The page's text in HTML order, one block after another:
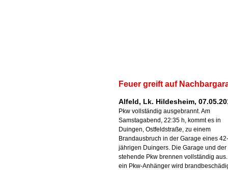
Feuer greift auf
Alfeld, Lk. Hildesheim,
Pkw vollständig ausgebrannt. Am
Samstagabend, 22:35 h, kommt es in
Duingen, Ostfeldstraße, zu einem
Brandausbruch in der Garage eines 42-
jährigen Duingers. Die Garage und der
stehende Pkw brennen vollständig
ein Pkw-Anhänger wird